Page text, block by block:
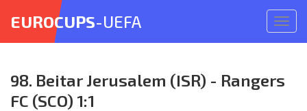
меню
EUROCUPS-UEFA
98. Beitar Jerusalem (ISR) - Rangers
FC (SCO) 1:1